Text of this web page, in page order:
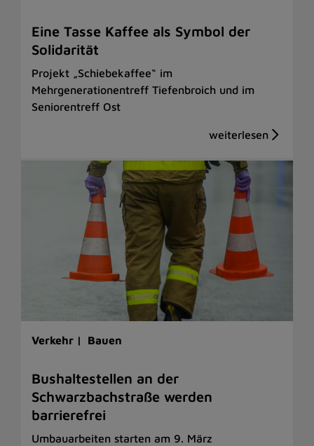
Eine Tasse Kaffee als Symbol der
Solidarität
Projekt „Schiebekaffee“ im
Mehrgenerationentreff Tiefenbroich und im
Seniorentreff Ost
Verkehr | Bauen
Bushaltestellen an der
Schwarzbachstraße werden
barrierefrei
Umbauarbeiten starten am 9. März